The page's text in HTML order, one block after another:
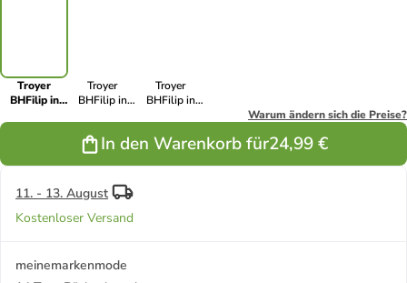
Troyer
BHFilip in
Troyer
BHFilip in
Troyer
BHFilip in
Warum ändern sich die Preise?
In den Warenkorb für24,99 €
11. - 13. August
Kostenloser Versand
meinemarkenmode